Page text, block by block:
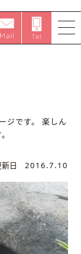
です。
楽しん
新日 2016.7.10